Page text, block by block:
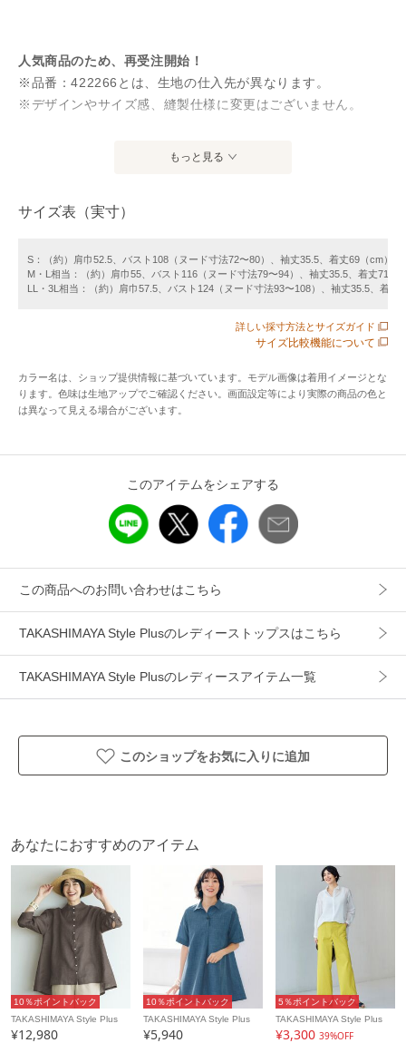
人気商品のため、再受注開始！
※品番：422266とは、生地の仕入先が異なります。
※デザインやサイズ感、縫製仕様に変更はございません。
【素肌にさらり、夏の主役のフレンチリネン】
ンショップでも大好評をいただいたフレンチリネンブラウザ
ーを、サイズ・カラーを増やし、長崎の富江工房で縫製した
リネンは天然の吸湿・速乾性があり、風が抜けてさらっとさ
わやか。洗うほど、着込むほどに肌なじみがよくなる夏なら
【仕様】
※色落ちの恐れがございますので、ほかの製品との同時洗い
記と異なる場合がございます。
【メーカー品番】370397
アイテム情報
（税込5,000円以上ご購入で送料無料）
カテゴリ トップス
製造国 詳細は下記よりお問い合わせください
ギフト
もっと見る
サイズ表（実寸）
S：（約）肩巾52.5、バスト108（ヌード寸法72〜80）、袖丈35.5、着丈69（cm）
M・L相当：（約）肩巾55、バスト116（ヌード寸法79〜94）、袖丈35.5、着丈71（
LL・3L相当：（約）肩巾57.5、バスト124（ヌード寸法93〜108）、袖丈35.5、着丈
詳しい採寸方法とサイズガイド
サイズ比較機能について
カラー名は、ショップ提供情報に基づいています。モデル画像は着用イメージとな
ります。色味は生地アップでご確認ください。画面設定等により実際の商品の色と
は異なって見える場合がございます。
このアイテムをシェアする
この商品へのお問い合わせはこちら
TAKASHIMAYA Style Plusのレディーストップスはこちら
TAKASHIMAYA Style Plusのレディースアイテム一覧
このショップをお気に入りに追加
あなたにおすすめのアイテム
10％ポイントバック
TAKASHIMAYA Style Plus
¥12,980
10％ポイントバック
TAKASHIMAYA Style Plus
¥5,940
5％ポイントバック
TAKASHIMAYA Style Plus
¥3,300 39%OFF